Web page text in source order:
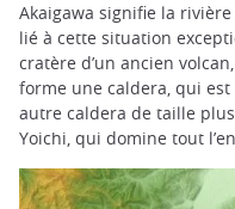
Akaigawa signifie la
lié à cette situation
cratère d’un ancien
forme une caldera, qui
autre caldera de taille
Yoichi, qui domine tout